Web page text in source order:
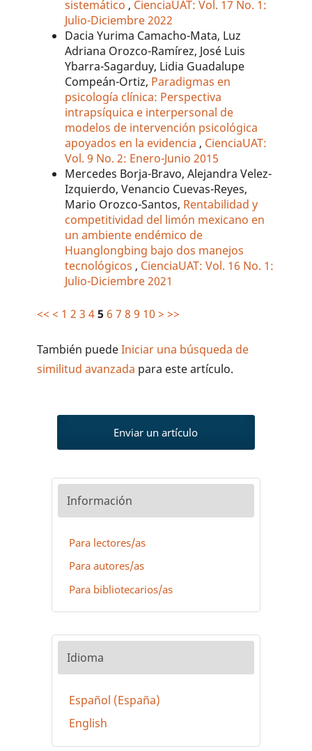
sistemático , CienciaUAT: Vol. 17 No. 1:
Julio-Diciembre 2022
Dacia Yurima Camacho-Mata, Luz
Adriana Orozco-Ramírez, José Luis
Ybarra-Sagarduy, Lidia Guadalupe
Compeán-Ortiz, Paradigmas en
psicología clínica: Perspectiva
intrapsíquica e interpersonal de
modelos de intervención psicológica
apoyados en la evidencia , CienciaUAT:
Vol. 9 No. 2: Enero-Junio 2015
Mercedes Borja-Bravo, Alejandra Velez-
Izquierdo, Venancio Cuevas-Reyes,
Mario Orozco-Santos, Rentabilidad y
competitividad del limón mexicano en
un ambiente endémico de
Huanglongbing bajo dos manejos
tecnológicos , CienciaUAT: Vol. 16 No. 1:
Julio-Diciembre 2021
<< < 1 2 3 45 6 7 8 9 10 > >>
También puedeIniciar una búsqueda de
similitud avanzada para este artículo.
Enviar un artículo
Información
Para lectores/as
Para autores/as
Para bibliotecarios/as
Idioma
Español (España)
English